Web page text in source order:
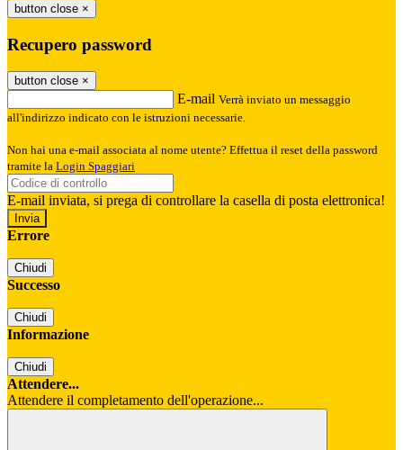
button close ×
Recupero password
button close ×
E-mail Verrà inviato un messaggio
all'indirizzo indicato con le istruzioni necessarie.
Non hai una e-mail associata al nome utente? Effettua il reset della password
tramite la Login Spaggiari
E-mail inviata, si prega di controllare la casella di posta elettronica!
Errore
Chiudi
Successo
Chiudi
Informazione
Chiudi
Attendere...
Attendere il completamento dell'operazione...